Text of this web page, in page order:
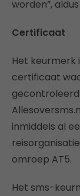
worden”,
Certificaat
Het keurmerk
certificaat
gecontroleerd
inmiddels al
omroep AT5.
Het sms-